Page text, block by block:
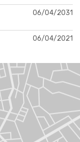
06/04/2031
06/04/2021